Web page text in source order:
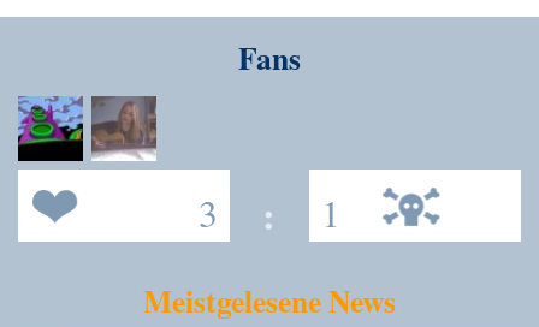
Fans
3 : 1
Meistgelesene News